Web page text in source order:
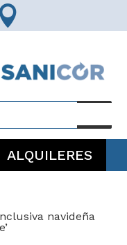

ALQUILERES
navideña